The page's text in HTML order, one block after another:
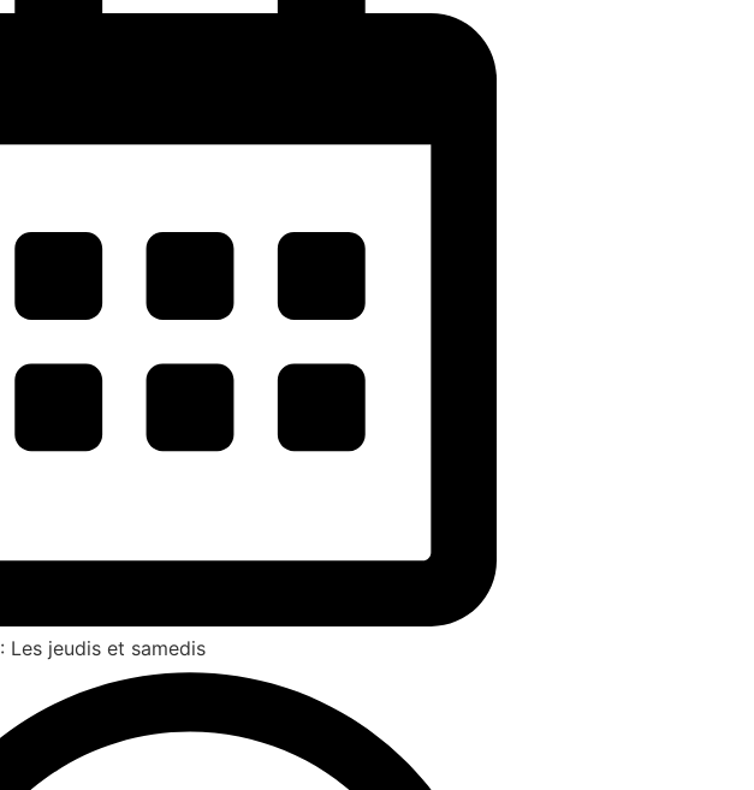
: Les jeudis et samedis